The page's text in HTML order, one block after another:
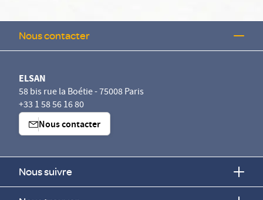
Nous contacter
ELSAN
58 bis rue la Boétie - 75008 Paris
+33 1 58 56 16 80
Nous contacter
Nous suivre